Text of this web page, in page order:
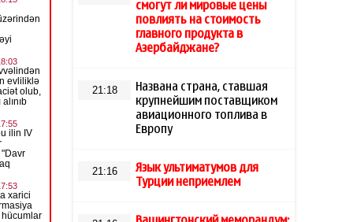
смогут ли мировые цены
повлиять на стоимость
главного продукта в
Азербайджане?
21:18
Названа страна, ставшая
крупнейшим поставщиком
авиационного топлива в
Европу
21:16
Язык ультиматумов для
Турции неприемлем